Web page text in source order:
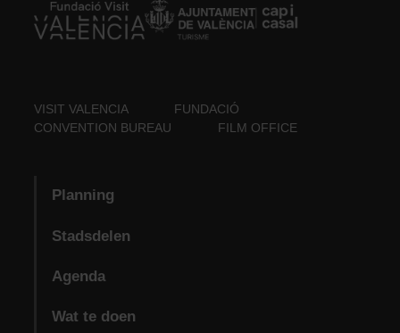
VISIT VALENCIA
FUNDACIÓ
CONVENTION BUREAU
FILM OFFICE
Planning
Stadsdelen
Agenda
Wat te doen